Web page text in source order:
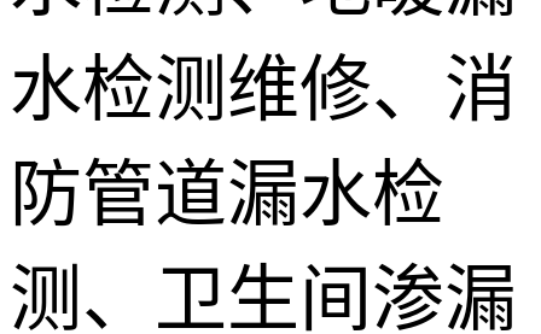
水检测维修、消
防管道漏水检
测、卫生间渗漏
障检测
测漏水设备
训